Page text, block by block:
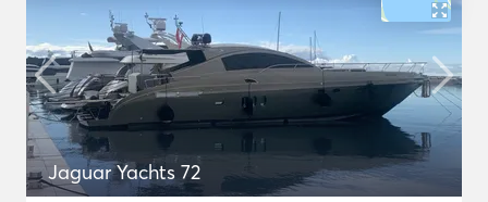
Jaguar Yachts 72